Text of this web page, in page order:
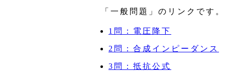
「一般問題」のリンクです。
1問：電圧降下
2問：合成インピーダンス
3問：抵抗公式